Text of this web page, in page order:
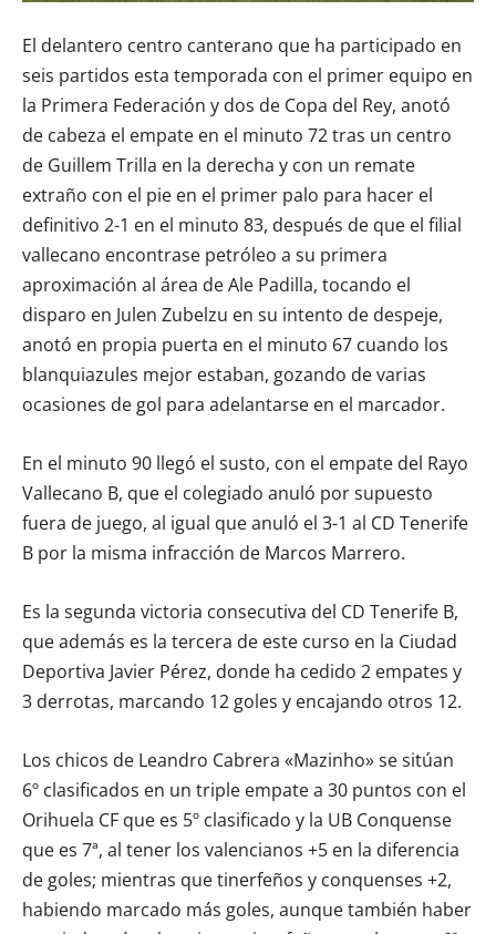
El delantero centro canterano que ha participado en
seis partidos esta temporada con el primer equipo en
la Primera Federación y dos de Copa del Rey, anotó
de cabeza el empate en el minuto 72 tras un centro
de Guillem Trilla en la derecha y con un remate
extraño con el pie en el primer palo para hacer el
definitivo 2-1 en el minuto 83, después de que el filial
vallecano encontrase petróleo a su primera
aproximación al área de Ale Padilla, tocando el
disparo en Julen Zubelzu en su intento de despeje,
anotó en propia puerta en el minuto 67 cuando los
blanquiazules mejor estaban, gozando de varias
ocasiones de gol para adelantarse en el marcador.
En el minuto 90 llegó el susto, con el empate del Rayo
Vallecano B, que el colegiado anuló por supuesto
fuera de juego, al igual que anuló el 3-1 al CD Tenerife
B por la misma infracción de Marcos Marrero.
Es la segunda victoria consecutiva del CD Tenerife B,
que además es la tercera de este curso en la Ciudad
Deportiva Javier Pérez, donde ha cedido 2 empates y
3 derrotas, marcando 12 goles y encajando otros 12.
Los chicos de Leandro Cabrera «Mazinho» se sitúan
6º clasificados en un triple empate a 30 puntos con el
Orihuela CF que es 5º clasificado y la UB Conquense
que es 7ª, al tener los valencianos +5 en la diferencia
de goles; mientras que tinerfeños y conquenses +2,
habiendo marcado más goles, aunque también haber